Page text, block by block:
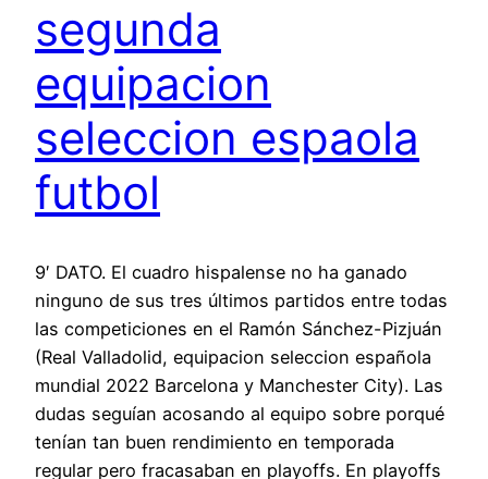
segunda
equipacion
seleccion espaola
futbol
9′ DATO. El cuadro hispalense no ha ganado
ninguno de sus tres últimos partidos entre todas
las competiciones en el Ramón Sánchez-Pizjuán
(Real Valladolid, equipacion seleccion española
mundial 2022 Barcelona y Manchester City). Las
dudas seguían acosando al equipo sobre porqué
tenían tan buen rendimiento en temporada
regular pero fracasaban en playoffs. En playoffs